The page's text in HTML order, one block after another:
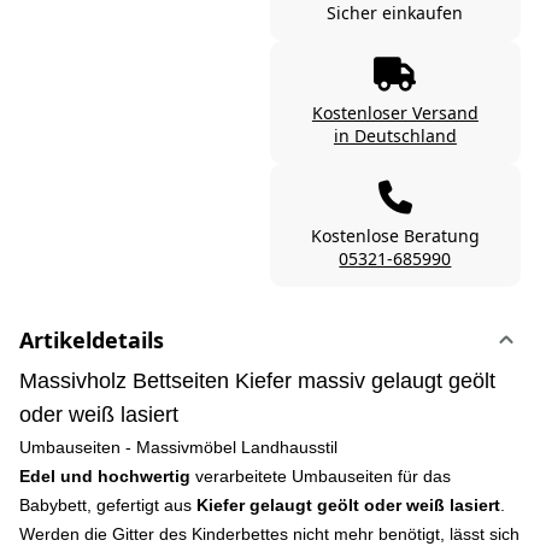
Sicher einkaufen
Kostenloser Versand
in Deutschland
Kostenlose Beratung
05321-685990
Artikeldetails
Massivholz Bettseiten Kiefer massiv gelaugt geölt
oder weiß lasiert
Umbauseiten - Massivmöbel Landhausstil
Edel und hochwertig verarbeitete Umbauseiten für das
Babybett, gefertigt aus Kiefer gelaugt geölt oder weiß lasiert
Werden die Gitter des Kinderbettes nicht mehr benötigt, lässt sich